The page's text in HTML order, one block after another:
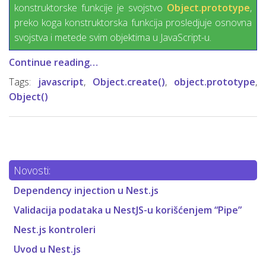
konstruktorske funkcije je svojstvo Object.prototype,
preko koga konstruktorska funkcija prosledjuje osnovna
svojstva i metede svim objektima u JavaScript-u.
Continue reading…
Tags: javascript, Object.create(), object.prototype,
Object()
Novosti:
Dependency injection u Nest.js
Validacija podataka u NestJS-u korišćenjem “Pipe”
Nest.js kontroleri
Uvod u Nest.js